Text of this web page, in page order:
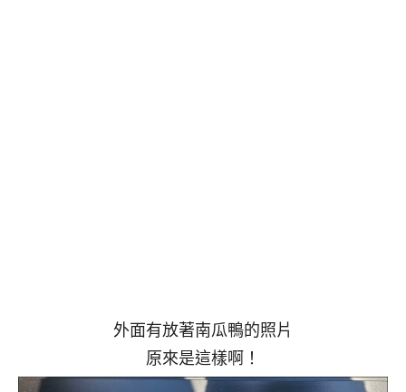
外面有放著南瓜鴨的照片
原來是這樣啊！